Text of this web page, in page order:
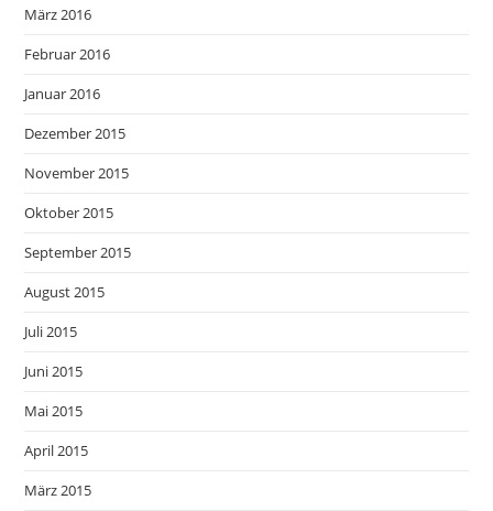
März 2016
Februar 2016
Januar 2016
Dezember 2015
November 2015
Oktober 2015
September 2015
August 2015
Juli 2015
Juni 2015
Mai 2015
April 2015
März 2015